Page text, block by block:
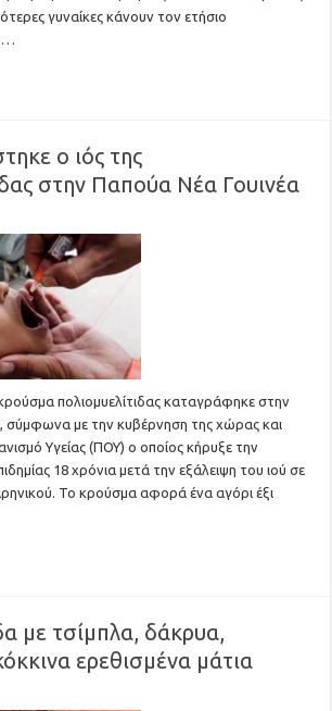
γυναίκες κάνουν τον ετήσιο
…
ο ιός της
στην Παπούα Νέα Γουινέα
πολιομυελίτιδας καταγράφηκε στην
σύμφωνα με την κυβέρνηση της χώρας και
Υγείας (ΠΟΥ) ο οποίος κήρυξε την
18 χρόνια μετά την εξάλειψη του ιού σε
Το κρούσμα αφορά ένα αγόρι έξι
με τσίμπλα, δάκρυα,
ερεθισμένα μάτια